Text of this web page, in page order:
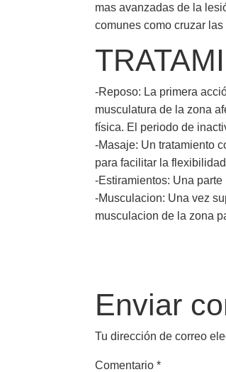
mas avanzadas de la
comunes como cruzar
-Reposo: La primera
musculatura de la zona
física. El periodo de
-Masaje: Un tratamiento
para facilitar la
-Estiramientos: Una
-Musculacion: Una vez
musculacion de la zona
Enviar
Tu dirección de correo
Comentario*